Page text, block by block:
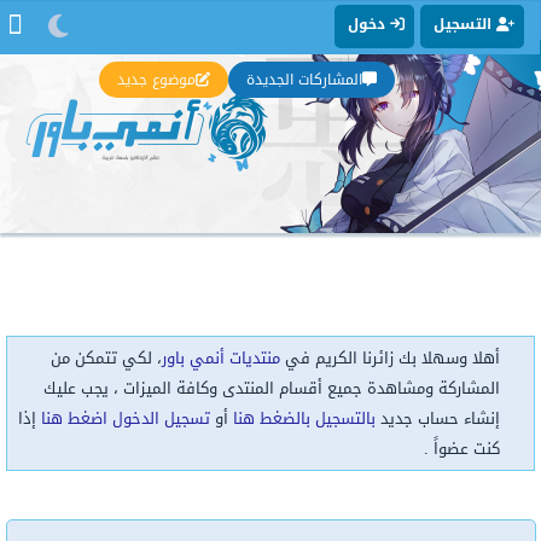
التسجيل دخول
المشاركات الجديدة موضوع جديد
أهلا وسهلا بك زائرنا الكريم فيمنتديات أنمي باور، لكي تتمكن من
المشاركة ومشاهدة جميع أقسام المنتدى وكافة الميزات ، يجب عليك
إنشاء حساب جديد بالتسجيل بالضغط هنا أوتسجيل الدخول اضغط هنا إذا
كنت عضواً .